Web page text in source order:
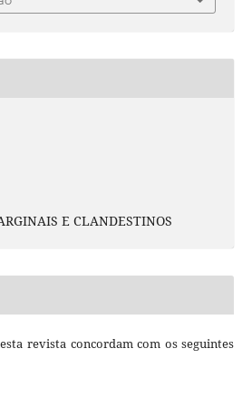
E CLANDESTINOS
revista concordam com os seguintes